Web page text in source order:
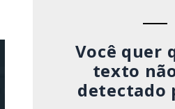
Você quer
texto
detectado